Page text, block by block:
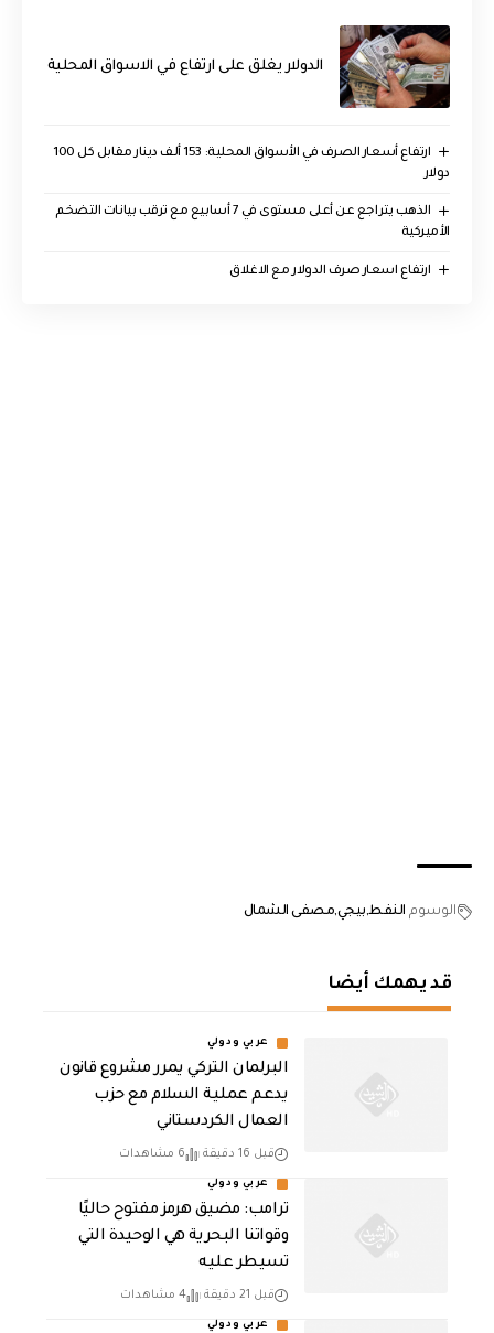
الدولار يغلق على ارتفاع في الاسواق المحلية
ارتفاع أسعار الصرف في الأسواق المحلية: 153 ألف دينار مقابل كل 100
دولار
الذهب يتراجع عن أعلى مستوى في 7 أسابيع مع ترقب بيانات التضخم
الأميركية
ارتفاع اسعار صرف الدولار مع الاغلاق
الوسوم النفط بيجيمصفى الشمال
قد يهمك أيضا
عربي ودولي
‏البرلمان التركي يمرر مشروع قانون
يدعم عملية السلام مع حزب
العمال الكردستاني
قبل 16 دقيقة 6 مشاهدات
عربي ودولي
ترامب: مضيق هرمز مفتوح حاليًا
وقواتنا البحرية هي الوحيدة التي
تسيطر عليه
قبل 21 دقيقة 4 مشاهدات
عربي ودولي